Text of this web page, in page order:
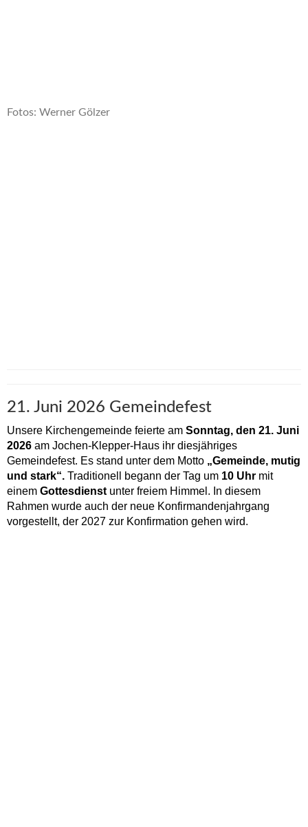
Fotos: Werner Gölzer
21. Juni 2026 Gemeindefest
Unsere Kirchengemeinde feierte am Sonntag, den 21. Juni
2026 am Jochen-Klepper-Haus ihr diesjähriges
Gemeindefest. Es stand unter dem Motto „Gemeinde, mutig
und stark“. Traditionell begann der Tag um 10 Uhr mit
einem Gottesdienst unter freiem Himmel. In diesem
Rahmen wurde auch der neue Konfirmandenjahrgang
vorgestellt, der 2027 zur Konfirmation gehen wird.